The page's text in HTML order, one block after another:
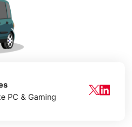
PC & Gaming